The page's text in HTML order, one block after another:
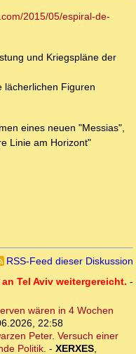
2015/05/espiral-de-
und Kriegspläne der
lächerlichen Figuren
eines neuen "Messias",
Linie am Horizont"
RSS-Feed dieser Diskussion
Tel Aviv weitergereicht. -
wären in 4 Wochen
22:58
Peter. Versuch einer
Politik. - XERXES